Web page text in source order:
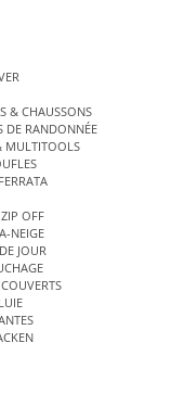
& CHAUSSONS
DE RANDONNÉE
MULTITOOLS
OFF
NEIGE
JOUR